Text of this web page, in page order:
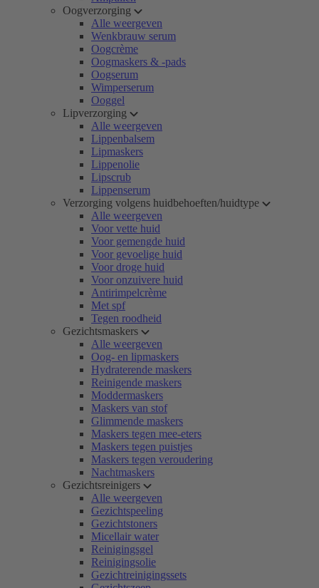
Oogverzorging
Alle weergeven
Wenkbrauw serum
Oogcrème
Oogmaskers & -pads
Oogserum
Wimperserum
Ooggel
Lipverzorging
Alle weergeven
Lippenbalsem
Lipmaskers
Lippenolie
Lipscrub
Lippenserum
Verzorging volgens huidbehoeften/huidtype
Alle weergeven
Voor vette huid
Voor gemengde huid
Voor gevoelige huid
Voor droge huid
Voor onzuivere huid
Antirimpelcrème
Met spf
Tegen roodheid
Gezichtsmaskers
Alle weergeven
Oog- en lipmaskers
Hydraterende maskers
Reinigende maskers
Moddermaskers
Maskers van stof
Glimmende maskers
Maskers tegen mee-eters
Maskers tegen puistjes
Maskers tegen veroudering
Nachtmaskers
Gezichtsreinigers
Alle weergeven
Gezichtspeeling
Gezichtstoners
Micellair water
Reinigingsgel
Reinigingsolie
Gezichtreinigingssets